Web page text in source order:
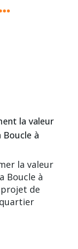
la valeur
à
la valeur
Boucle à
de